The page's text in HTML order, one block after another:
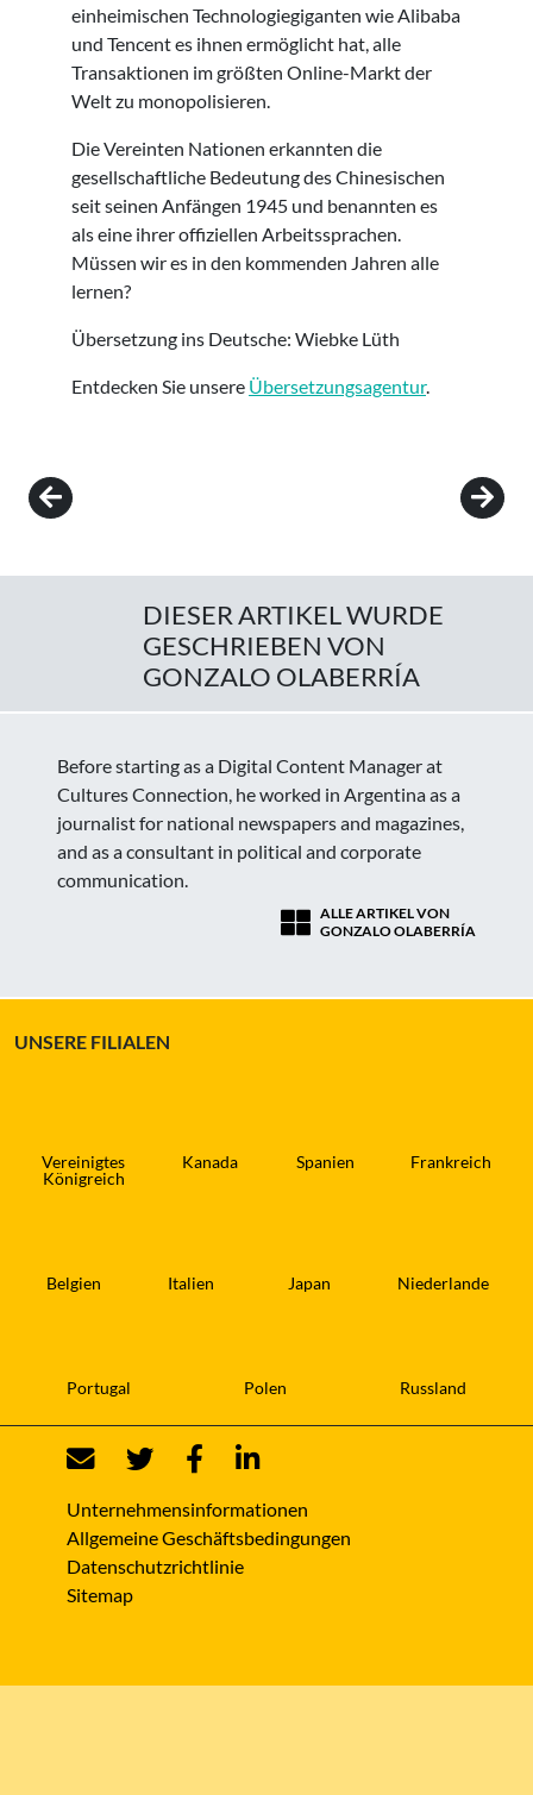
einheimischen Technologiegiganten wie Alibaba
und Tencent es ihnen ermöglicht hat, alle
Transaktionen im größten Online-Markt der
Welt zu monopolisieren.
Die Vereinten Nationen erkannten die
gesellschaftliche Bedeutung des Chinesischen
seit seinen Anfängen 1945 und benannten es
als eine ihrer offiziellen Arbeitssprachen.
Müssen wir es in den kommenden Jahren alle
lernen?
Übersetzung ins Deutsche: Wiebke Lüth
Entdecken Sie unsere Übersetzungsagentur.
Post navigation
DIESER ARTIKEL WURDE
GESCHRIEBEN VON
GONZALO OLABERRÍA
Before starting as a Digital Content Manager at
Cultures Connection, he worked in Argentina as a
journalist for national newspapers and magazines,
and as a consultant in political and corporate
communication.
ALLE ARTIKEL VON
GONZALO OLABERRÍA
UNSERE FILIALEN
Vereinigtes
Königreich
Kanada Spanien Frankreich
Belgien Italien Japan Niederlande
Portugal Polen Russland
Unternehmensinformationen
Allgemeine Geschäftsbedingungen
Datenschutzrichtlinie
Sitemap